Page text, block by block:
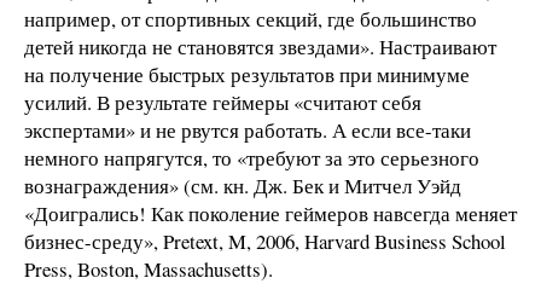
например, от спортивных секций, где большинство
детей никогда не становятся звездами». Настраивают
на получение быстрых результатов при минимуме
усилий. В результате геймеры «считают себя
экспертами» и не рвутся работать. А если все-таки
немного напрягутся, то «требуют за это серьезного
вознаграждения» (см. кн. Дж. Бек и Митчел Уэйд
«Доигрались! Как поколение геймеров навсегда меняет
бизнес-среду», Pretext, M, 2006, Harvard Business School
Press, Boston, Massachusetts).